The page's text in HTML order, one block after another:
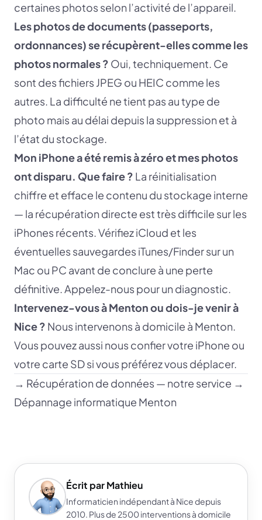
certaines photos selon l’activité de l’appareil.
Les photos de documents (passeports,
ordonnances) se récupèrent-elles comme les
photos normales ? Oui, techniquement. Ce
sont des fichiers JPEG ou HEIC comme les
autres. La difficulté ne tient pas au type de
photo mais au délai depuis la suppression et à
l’état du stockage.
Mon iPhone a été remis à zéro et mes photos
ont disparu. Que faire ? La réinitialisation
chiffre et efface le contenu du stockage interne
— la récupération directe est très difficile sur les
iPhones récents. Vérifiez iCloud et les
éventuelles sauvegardes iTunes/Finder sur un
Mac ou PC avant de conclure à une perte
définitive. Appelez-nous pour un diagnostic.
Intervenez-vous à Menton ou dois-je venir à
Nice ? Nous intervenons à domicile à Menton.
Vous pouvez aussi nous confier votre iPhone ou
votre carte SD si vous préférez vous déplacer.
→ Récupération de données — notre service →
Dépannage informatique Menton
Écrit par Mathieu
Informaticien indépendant à Nice depuis
2010. Plus de 2500 interventions à domicile